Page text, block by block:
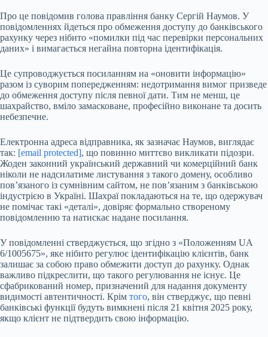
Про це повідомив голова правління банку Сергій Наумов. У
повідомленнях йдеться про обмеження доступу до банківського
рахунку через нібито «помилки під час перевірки персональних
даних» і вимагається негайна повторна ідентифікація.
Це супроводжується посиланням на «оновити інформацію»
разом із суворим попередженням: недотримання вимог призведе
до обмеження доступу після певної дати. Тим не менш, це
шахрайство, вміло замасковане, професійно виконане та досить
небезпечне.
Електронна адреса відправника, як зазначає Наумов, виглядає
так: [email protected], що повинно миттєво викликати підозри.
Жоден законний український державний чи комерційний банк
ніколи не надсилатиме листування з такого домену, особливо
пов’язаного із сумнівним сайтом, не пов’язаним з банківською
індустрією в Україні. Шахраї покладаються на те, що одержувач
не помічає такі «деталі», довіряє формально створеному
повідомленню та натискає надане посилання.
У повідомленні стверджується, що згідно з «Положенням UA
6/1005675», яке нібито регулює ідентифікацію клієнтів, банк
залишає за собою право обмежити доступ до рахунку. Однак
важливо підкреслити, що такого регулювання не існує. Це
сфабрикований номер, призначений для надання документу
видимості автентичності. Крім того, він стверджує, що певні
банківські функції будуть вимкнені після 21 квітня 2025 року,
якщо клієнт не підтвердить свою інформацію.